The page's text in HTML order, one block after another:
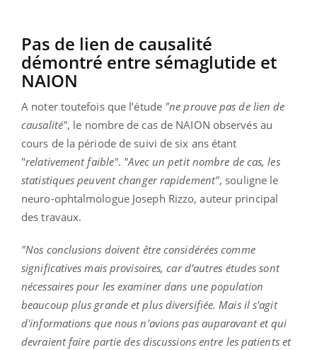
Pas de lien de causalité
démontré entre sémaglutide et
NAION
A noter toutefois que l’étude "ne prouve pas de lien de
causalité", le nombre de cas de NAION observés au
cours de la période de suivi de six ans étant
"relativement faible". "Avec un petit nombre de cas, les
statistiques peuvent changer rapidement", souligne le
neuro-ophtalmologue Joseph Rizzo, auteur principal
des travaux.
"Nos conclusions doivent être considérées comme
significatives mais provisoires, car d’autres études sont
nécessaires pour les examiner dans une population
beaucoup plus grande et plus diversifiée. Mais il s'agit
d'informations que nous n'avions pas auparavant et qui
devraient faire partie des discussions entre les patients et